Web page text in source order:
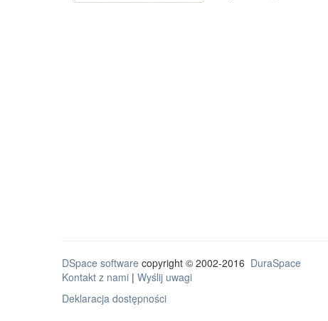
DSpace software copyright © 2002-2016 DuraSpace
Kontakt z nami | Wyślij uwagi
Deklaracja dostępności